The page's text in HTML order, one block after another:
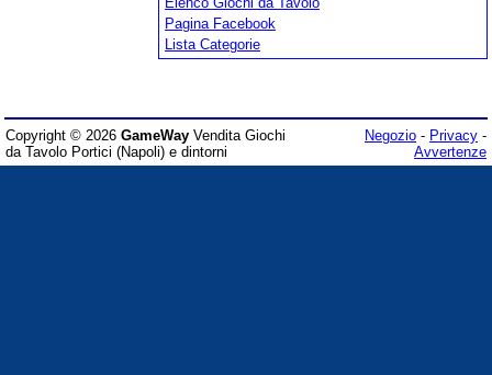
Pagina Facebook
Lista Categorie
Copyright © 2026 GameWay Vendita Giochi
da Tavolo Portici (Napoli) e dintorni
Negozio - Privacy -
Avvertenze